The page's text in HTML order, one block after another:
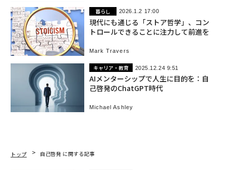
暮らし 2026.1.2 17:00
現代にも通じる「ストア哲学」、コン
トロールできることに注力して前進を
Mark Travers
キャリア・教育 2025.12.24 9:51
AIメンターシップで人生に目的を：自
己啓発のChatGPT時代
Michael Ashley
トップ 自己啓発 に関する記事